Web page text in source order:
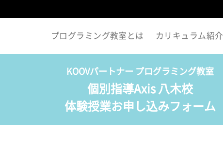
プログラミング教室とは カリキュラム紹介
KOOVパートナー プログラミング教室
個別指導Axis 八木校
体験授業お申し込みフォーム